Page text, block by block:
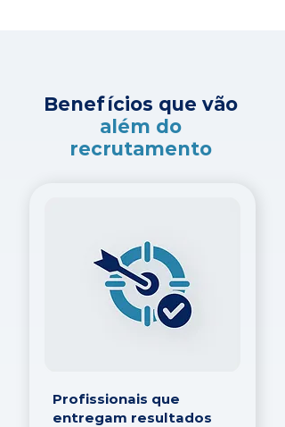
Benefícios que vão
além do
recrutamento
Profissionais que
entregam resultados